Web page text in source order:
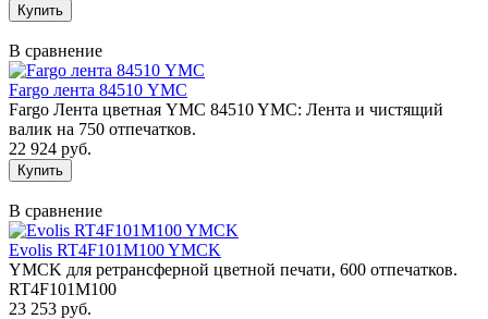
В сравнение
Fargo лента 84510 YMC
Fargo Лента цветная YMC 84510 YMC: Лента и чистящий
валик на 750 отпечатков.
22 924 руб.
В сравнение
Evolis RT4F101M100 YMCK
YMCK для ретрансферной цветной печати, 600 отпечатков.
RT4F101M100
23 253 руб.